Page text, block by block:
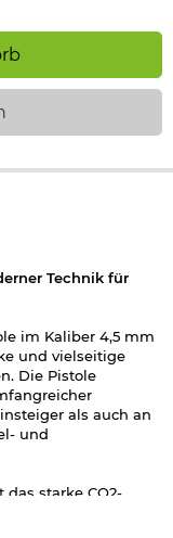
Technik für
im Kaliber 4,5 mm
und vielseitige
Die Pistole
als auch an
und
das starke CO2-
von unter 7,5